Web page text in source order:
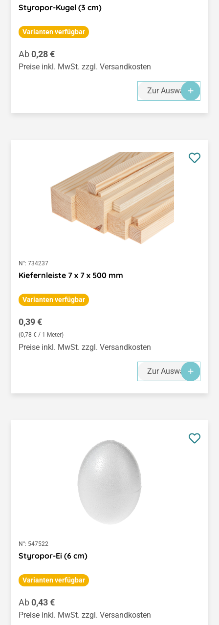
Styropor-Kugel (3 cm)
Varianten verfügbar
Regulärer Preis:
Ab0,28 €
Preise inkl. MwSt. zzgl. Versandkosten
Zur Auswahl
N°: 734237
Kiefernleiste 7 x 7 x 500 mm
Varianten verfügbar
Regulärer Preis:
0,39 €
(0,78 € / 1 Meter)
Preise inkl. MwSt. zzgl. Versandkosten
Zur Auswahl
N°: 547522
Styropor-Ei (6 cm)
Varianten verfügbar
Regulärer Preis:
Ab0,43 €
Preise inkl. MwSt. zzgl. Versandkosten